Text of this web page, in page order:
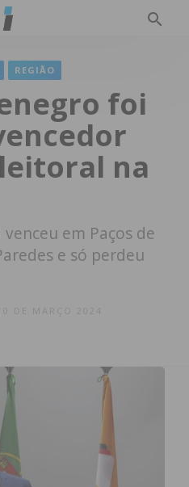
REGIÃO
foi
na
em Paços de
e só perdeu
10 DE MARÇO 2024